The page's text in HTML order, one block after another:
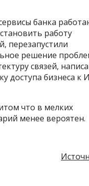
банка
работу
перезапустили
решение
связей,
доступа бизнеса к
что в мелких
менее вероятен.